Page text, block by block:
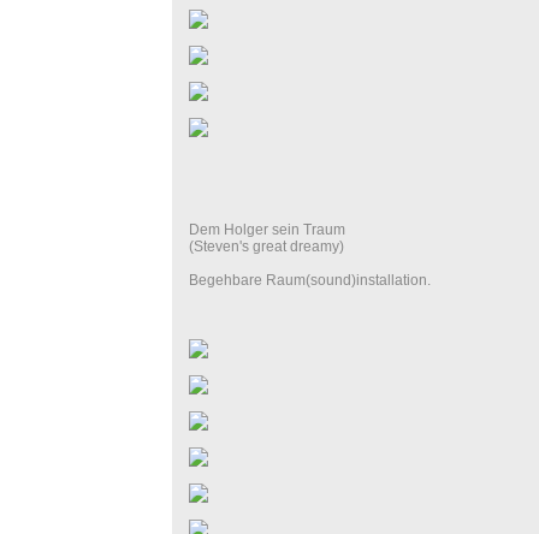
Dem Holger sein Traum
(Steven's great dreamy)
Begehbare Raum(sound)installation.